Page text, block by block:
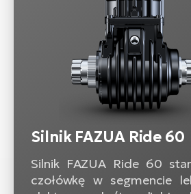
Silnik FAZUA Ride 60
Silnik FAZUA Ride 60
czołówkę w segmencie